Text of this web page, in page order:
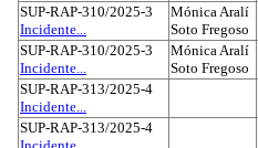
SUP-RAP-310/2025-3
Incidente...
Mónica Aralí
Soto Fregoso
SUP-RAP-310/2025-3
Incidente...
Mónica Aralí
Soto Fregoso
SUP-RAP-313/2025-4
Incidente...
SUP-RAP-313/2025-4